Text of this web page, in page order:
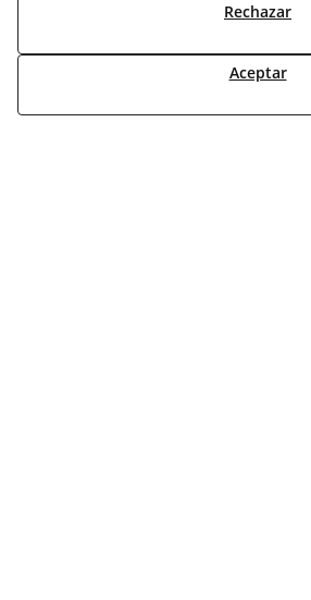
NOTICIAS FOTOVOLTAICA
Rechazar
Aceptar